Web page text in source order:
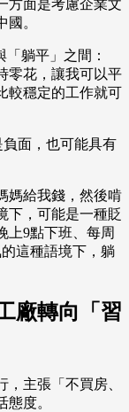
方面是考慮企業文
。
躺平」之間：
零花，讓我可以平
較穩定的工作就可
面，也可能具有
媽給我錢，然後啃
下，可能是一種貶
上9點下班、每周
這種語境下，躺
廠轉向「習
，主張「不買房、
度。